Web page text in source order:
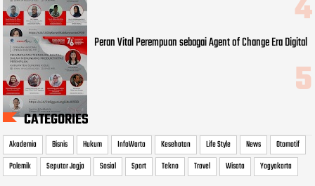
Peran Vital Perempuan sebagai Agent of Change Era Digital
CATEGORIES
Akademia Bisnis Hukum InfoWarta Kesehatan Life Style News
Otomotif
Polemik
Seputar Jogja Sosial Sport Tekno Travel Wisata Yogyakarta